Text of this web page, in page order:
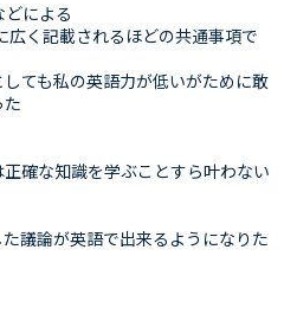
による
く記載されるほどの共通事項で
ても私の英語力が低いがために敢
確な知識を学ぶことすら叶わない
議論が英語で出来るようになりた